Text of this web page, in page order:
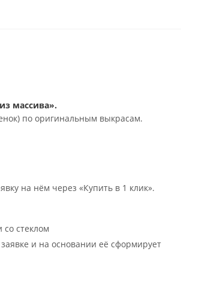
массива».
по оригинальным выкрасам.
на нём через «Купить в 1 клик».
со стеклом
и на основании её сформирует